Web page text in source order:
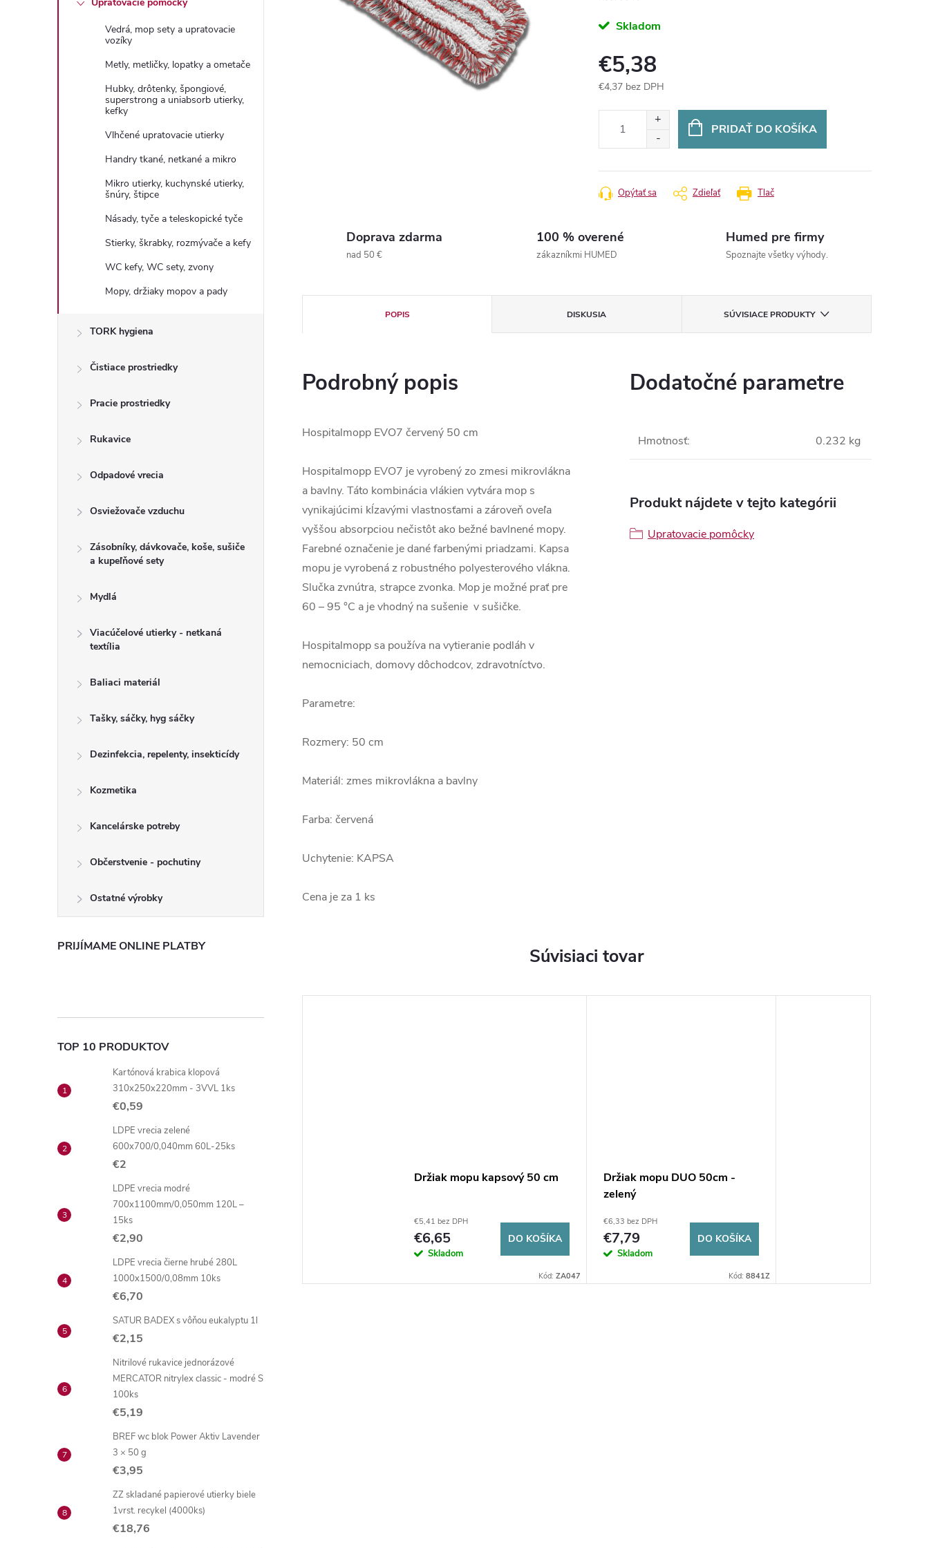
Vedrá, mop sety a upratovacie
vozíky
Metly, metličky, lopatky a ometače
Hubky, drôtenky, špongiové,
superstrong a uniabsorb utierky,
kefky
Vlhčené upratovacie utierky
Handry tkané, netkané a mikro
Mikro utierky, kuchynské utierky,
šnúry, štipce
Násady, tyče a teleskopické tyče
Stierky, škrabky, rozmývače a kefy
WC kefy, WC sety, zvony
Mopy, držiaky mopov a pady
TORK hygiena
Čistiace prostriedky
Pracie prostriedky
Rukavice
Odpadové vrecia
Osviežovače vzduchu
Zásobníky, dávkovače, koše, sušiče
a kupeľňové sety
Mydlá
Viacúčelové utierky - netkaná
textília
Baliaci materiál
Tašky, sáčky, hyg sáčky
Dezinfekcia, repelenty, insekticídy
Kozmetika
Kancelárske potreby
Občerstvenie - pochutiny
Ostatné výrobky
PRIJÍMAME ONLINE PLATBY
TOP 10 PRODUKTOV
Kartónová krabica klopová
310x250x220mm - 3VVL 1ks
€0,59
LDPE vrecia zelené
600x700/0,040mm 60L-25ks
€2
LDPE vrecia modré
700x1100mm/0,050mm 120L –
15ks
€2,90
LDPE vrecia čierne hrubé 280L
1000x1500/0,08mm 10ks
€6,70
SATUR BADEX s vôňou eukalyptu 1l
€2,15
Nitrilové rukavice jednorázové
MERCATOR nitrylex classic - modré S
100ks
€5,19
BREF wc blok Power Aktiv Lavender
3 × 50 g
€3,95
ZZ skladané papierové utierky biele
1vrst. recykel (4000ks)
€18,76
Skladom
€5,38
€4,37 bez DPH
PRIDAŤ DO KOŠÍKA
Tlač
Opýtať sa Zdieľať
Doprava zdarma
nad 50 €
100 % overené
zákazníkmi HUMED
Humed pre firmy
Spoznajte všetky výhody.
POPIS DISKUSIA SÚVISIACE PRODUKTY
Podrobný popis
Hospitalmopp EVO7 červený 50 cm
Hospitalmopp EVO7 je vyrobený zo zmesi mikrovlákna
a bavlny. Táto kombinácia vlákien vytvára mop s
vynikajúcimi kĺzavými vlastnosťami a zároveň oveľa
vyššou absorpciou nečistôt ako bežné bavlnené mopy.
Farebné označenie je dané farbenými priadzami. Kapsa
mopu je vyrobená z robustného polyesterového vlákna.
Slučka zvnútra, strapce zvonka. Mop je možné prať pre
60 – 95 °C a je vhodný na sušenie v sušičke.
Hospitalmopp sa používa na vytieranie podláh v
nemocniciach, domovy dôchodcov, zdravotníctvo.
Parametre:
Rozmery: 50 cm
Materiál: zmes mikrovlákna a bavlny
Farba: červená
Uchytenie: KAPSA
Cena je za 1 ks
Dodatočné parametre
Hmotnosť: 0.232 kg
Produkt nájdete v tejto kategórii
Upratovacie pomôcky
Súvisiaci tovar
Držiak mopu kapsový 50 cm
€5,41 bez DPH
€6,65
Skladom
DO KOŠÍKA
Kód: ZA047
Držiak mopu DUO 50cm -
zelený
€6,33 bez DPH
€7,79
Skladom
DO KOŠÍKA
Kód: 8841Z